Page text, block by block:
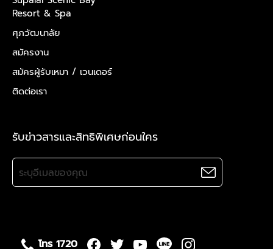
Resort & Spa
ศุภวัฒนาลัย
สมัครงาน
สมัครผู้รับเหมา / เวนเดอร์
ติดต่อเรา
รับข่าวสารและสิทธิพิเศษก่อนใคร
โทร 1720